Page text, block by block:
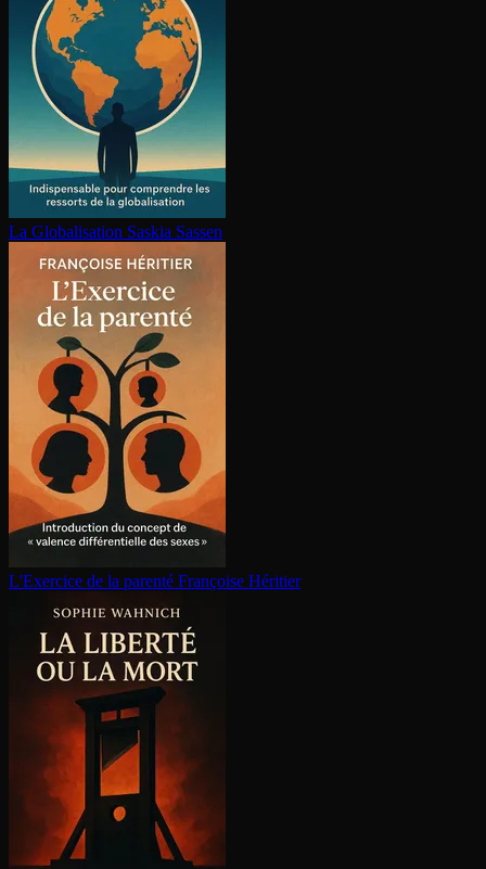
La Glo­ba­li­sa­tion Saskia Sassen
L'Exercice de la parenté Françoise Héritier